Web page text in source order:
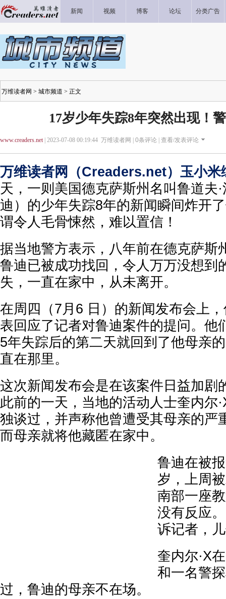
新闻 视频 博客 论坛 分类广告
万维读者网 > 城市频道 > 正文
17岁少年失踪8年突然出现！
www.creaders.net| 2023-07-08 00:19:44 万维读者网 | 0条评论 | 查看/发表评论
万维读者网（Creaders.net）玉小米
天，一则美国德克萨斯州名叫鲁道夫
迪）的少年失踪8年的新闻瞬间炸开
谓令人毛骨悚然，难以置信！
据当地警方表示，八年前在德克萨斯
鲁迪已被成功找回，令人万万没想到
失，一直在家中，从未离开。
在周四（7月6 日）的新闻发布会上
表回应了记者对鲁迪案件的提问。他
5年失踪后的第二天就回到了他母亲
直在那里。
这次新闻发布会是在该案件日益加剧
此前的一天，当地的活动人士奎内尔
独谈过，并声称他曾遭受其母亲的严
而母亲就将他藏匿在家中。
鲁迪在被
岁，上周
南部一座
没有反应
诉记者，
奎内尔·X
和一名警
过，鲁迪的母亲不在场。